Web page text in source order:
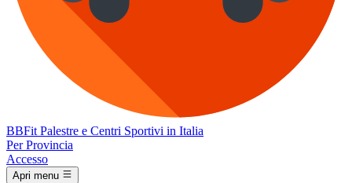
BBFit Palestre e Centri Sportivi in Italia
Per Provincia
Accesso
Apri menu